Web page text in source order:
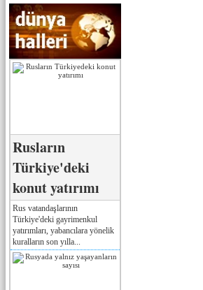
Rusların
Türkiye'deki
konut yatırımı
Rus vatandaşlarının
Türkiye'deki gayrimenkul
yatırımları, yabancılara yönelik
kuralların son yılla...